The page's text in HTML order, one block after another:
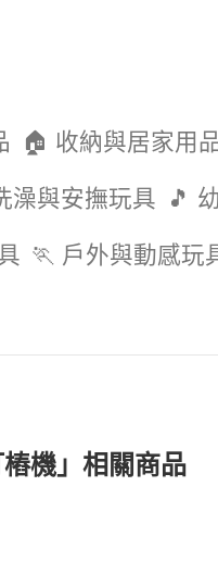
🏠 收納與居家用
澡與安撫玩具 🎵
🏃 戶外與動感玩
機」相關商品